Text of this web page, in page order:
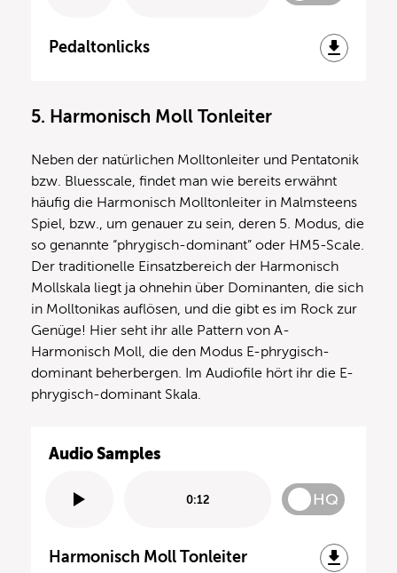
Pedaltonlicks
5. Harmonisch Moll Tonleiter
Neben der natürlichen Molltonleiter und Pentatonik
bzw. Bluesscale, findet man wie bereits erwähnt
häufig die Harmonisch Molltonleiter in Malmsteens
Spiel, bzw., um genauer zu sein, deren 5. Modus, die
so genannte “phrygisch-dominant” oder HM5-Scale.
Der traditionelle Einsatzbereich der Harmonisch
Mollskala liegt ja ohnehin über Dominanten, die sich
in Molltonikas auflösen, und die gibt es im Rock zur
Genüge! Hier seht ihr alle Pattern von A-
Harmonisch Moll, die den Modus E-phrygisch-
dominant beherbergen. Im Audiofile hört ihr die E-
phrygisch-dominant Skala.
Audio Samples
0:12 HQ
Harmonisch Moll Tonleiter